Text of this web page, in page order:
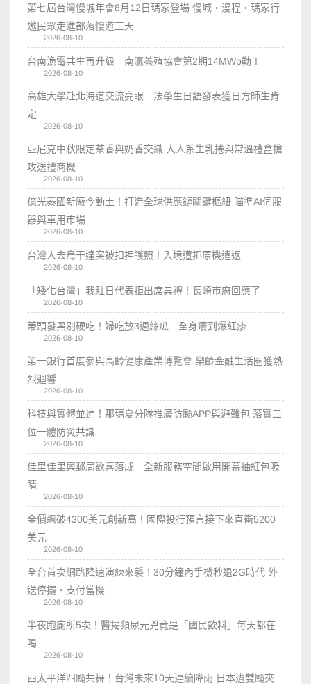
第七屆台灣慢城年會8月12日瑪家登場 慢城・漫程・瑪家行
邀民眾走進部落慢遊三天
2026-08-10
台南漁電共生再升級 南瀛養殖協會第2期14MWp動工
2026-08-10
高雄大學赴北海道交流亮眼 法學生日語發表獲日方師生肯
定
2026-08-10
亞尼克中秋限定茶香與奶香交織 大人系生乳捲與常溫禮盒搶
攻送禮商機
2026-08-10
億光泰國新廠今動土！打造全球供應鏈關鍵樞紐 瞄準AI伺服
器與車用市場
2026-08-10
台灣人去烏干達突被扣押護照！入境遭拒原機遣返
2026-08-10
「矮化台灣」我駐日代表拒出席典禮！長崎市府回應了
2026-08-10
蒂頭發黑別硬吃！婦吃放3週絲瓜 全身癢到爆紅疹
2026-08-10
第一銀行首度參與高齡健康產業博覽會 樂齡金融生活圈獲熱
烈迴響
2026-08-10
科技與實體並進！那瑪夏分隊推廣防颱APP與避難包 落實三
位一體防災共識
2026-08-10
佳里佳里興郵局歡喜落成 全新服務空間啟用開幕抽紅包吸
睛
2026-08-10
金價飆破4300美元創新高！國際投行預言接下來直衝5200
美元
2026-08-10
全台首次網路降速演練來襲！30分鐘內手機秒退2G時代 外
送停擺、支付當機
2026-08-10
半夜跑廁所5次！醫揭頻尿元兇竟是「國民飲料」每天都在
喝
2026-08-10
西太平洋四颱共舞！台灣未來10天連續降雨 日本遭雙颱夾